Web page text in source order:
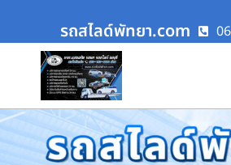
รถสไลด์พัทยา.com